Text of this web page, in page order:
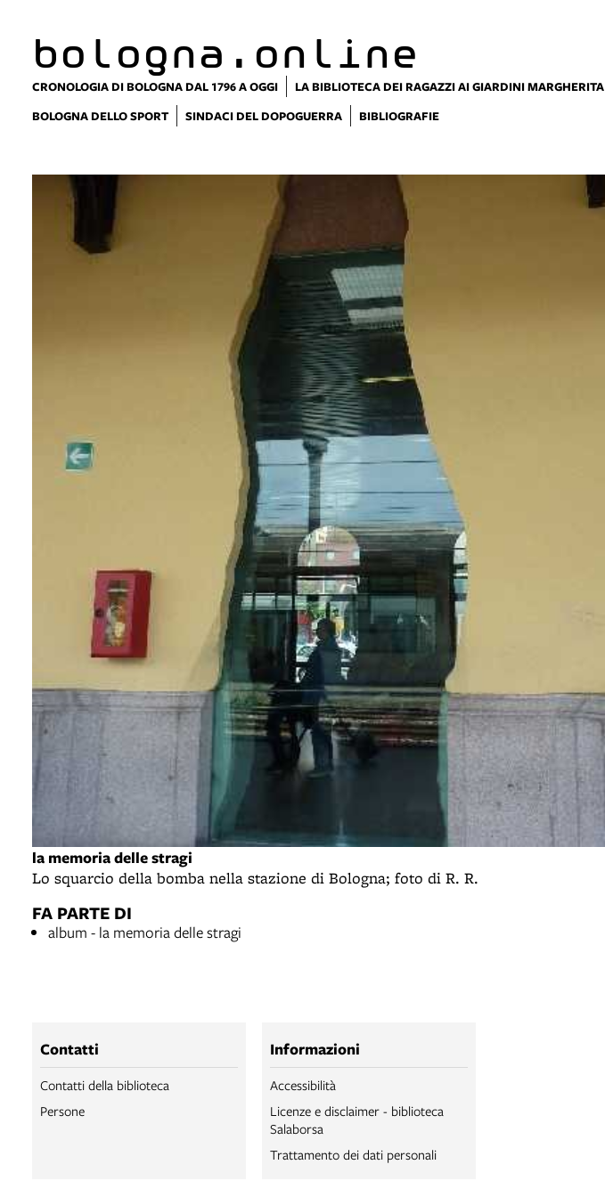
bologna.online
CRONOLOGIA DI BOLOGNA DAL 1796 A OGGI LA BIBLIOTECA DEI RAGAZZI AI GIARDINI MARGHERITA
BOLOGNA DELLO SPORT
SINDACI DEL DOPOGUERRA BIBLIOGRAFIE
la memoria delle stragi
Lo squarcio della bomba nella stazione di Bologna; foto di R. R.
FA PARTE DI
album - la memoria delle stragi
Contatti
Contatti della biblioteca
Persone
Informazioni
Accessibilità
Licenze e disclaimer - biblioteca
Salaborsa
Trattamento dei dati personali